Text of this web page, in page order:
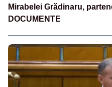
Mirabelei Grădinaru,
DOCUMENTE